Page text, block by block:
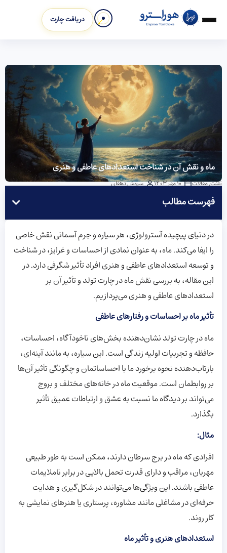
دریافت چارت
ماه و نقش آن در شناخت استعدادهای عاطفی و هنری
تلنت,مقالات 10 مهر 1403 سروش دهقان
فهرست مطالب
در دنیای پیچیده آسترولوژی، هر سیاره و جرم آسمانی نقش خاصی
را ایفا می‌کند. ماه، به عنوان نمادی از احساسات و غرایز، در شناخت
و توسعه استعدادهای عاطفی و هنری افراد تأثیر شگرفی دارد. در
این مقاله، به بررسی نقش ماه در چارت تولد و تأثیر آن بر
استعدادهای عاطفی و هنری می‌پردازیم.
تأثیر ماه بر احساسات و رفتارهای عاطفی
ماه در چارت تولد نشان‌دهنده بخش‌های ناخودآگاه، احساسات،
حافظه و تجربیات اولیه زندگی است. این سیاره، به مانند آینه‌ای،
بازتاب‌دهنده نحوه برخورد ما با احساساتمان و چگونگی تأثیر آن‌ها
بر روابطمان است. موقعیت ماه در خانه‌های مختلف و بروج
می‌تواند بر دیدگاه ما نسبت به عشق و ارتباطات عمیق تأثیر
بگذارد.
مثال:
افرادی که ماه در برج سرطان دارند، ممکن است به طور طبیعی
مهربان، مراقب و دارای قدرت تحمل بالایی در برابر ناملایمات
عاطفی باشند. این ویژگی‌ها می‌توانند در شکل‌گیری و هدایت
حرفه‌ای در مشاغلی مانند مشاوره، پرستاری یا هنرهای نمایشی به
کار روند.
استعدادهای هنری و تأثیر ماه